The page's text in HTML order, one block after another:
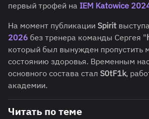
первый трофей на IEM Katowice
На момент публикации Spirit
2026 без тренера команды Сергея "
который был вынужден пропустить
состоянию здоровья. Временным
основного состава стал S0tF1k,
академии.
Читать по теме